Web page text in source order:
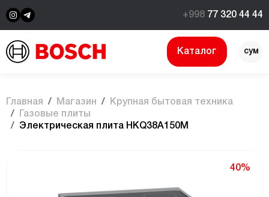
+998 77 320 44 44
Каталог сум
Главная Магазин
Крупная бытовая техника
Газовые плиты
Электрическая плита HKQ38A150M
40%